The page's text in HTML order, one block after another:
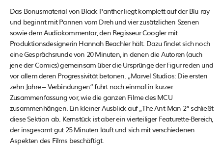
Das Bonusmaterial von Black Panther liegt komplett auf der Blu-ray
und beginnt mit Pannen vom Dreh und vier zusätzlichen Szenen
sowie dem Audiokommentar, den Regisseur Coogler mit
Produktionsdesignerin Hannah Beachler hält. Dazu findet sich noch
eine Gesprächsrunde von 20 Minuten, in denen die Autoren (auch
jene der Comics) gemeinsam über die Ursprünge der Figur reden und
vor allem deren Progressivität betonen. „Marvel Studios: Die ersten
zehn Jahre – Verbindungen“ führt noch einmal in kurzer
Zusammenfassung vor, wie die ganzen Filme des MCU
zusammenhängen. Ein kleiner Ausblick auf „The Ant-Man 2“ schließt
diese Sektion ab. Kernstück ist aber ein vierteiliger Featurette-Bereich,
der insgesamt gut 25 Minuten läuft und sich mit verschiedenen
Aspekten des Films beschäftigt.